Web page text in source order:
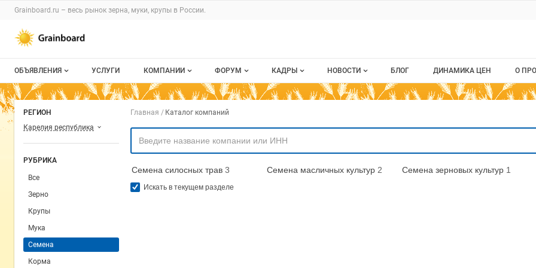
Раздел навигации по сайту grainboard.ru
Grainboard.ru – весь рынок зерна, муки, крупы в России.
Авторизация и меню пользователя
Навигация по разделам сайта grainboard.ru
ОБЪЯВЛЕНИЯ
Все объявления
Мои объявления
УСЛУГИ КОМПАНИИ
О каталоге компаний
Моя компания
Платное размещение
ФОРУМ
Все темы
КАДРЫ
Все вакансии
НОВОСТИ
Новости рынка
БЛОГ ДИНАМИКА ЦЕН О
О
РЕГИОН
Карелия республика
РУБРИКА
Все
Зерно
Крупы
Мука
Семена
Корма
Навигация по компаниям
Главная Каталог компаний
Семена силосных трав 3 Семена масличных культур 2 Семена зерновых культур 1
Искать в текущем разделе